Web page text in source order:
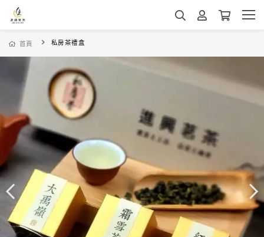
首頁 私房茶禮盒